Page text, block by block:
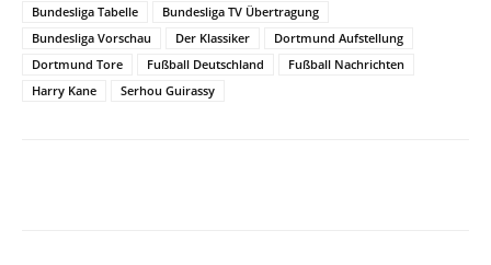
Bundesliga Tabelle
Bundesliga TV Übertragung
Bundesliga Vorschau
Der Klassiker
Dortmund Aufstellung
Dortmund Tore
Fußball Deutschland
Fußball Nachrichten
Harry Kane
Serhou Guirassy